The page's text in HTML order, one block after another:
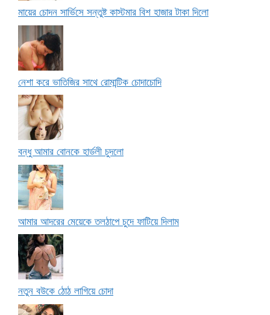
মায়ের চোদন সার্ভিসে সন্তুষ্ট কাস্টমার বিশ হাজার টাকা দিলো
নেশা করে ভাতিজির সাথে রোমান্টিক চোদাচোদি
বন্ধু আমার বোনকে হার্ডলী চুদলো
আমার আদরের মেয়েকে তলঠাপে চুদে ফাটিয়ে দিলাম
নতুন বউকে ঠোঠ লাগিয়ে চোদা